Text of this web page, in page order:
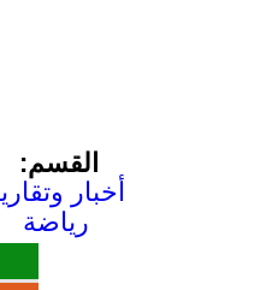
القسم:
أخبار
رياضة